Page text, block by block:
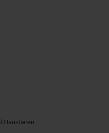
Haustieren